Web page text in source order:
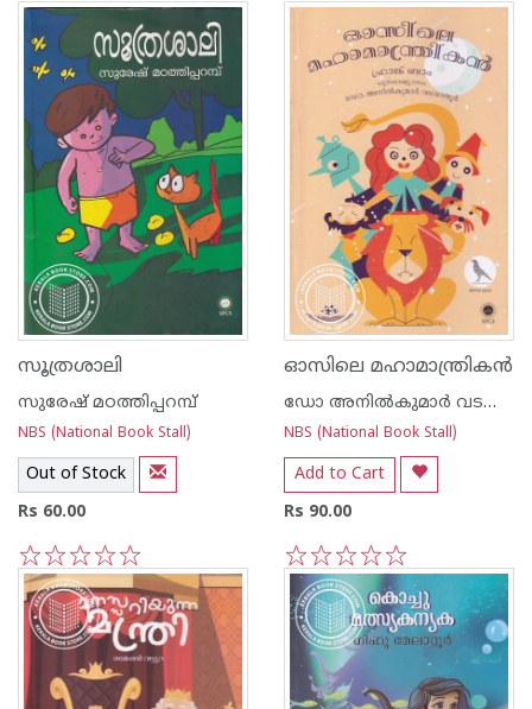
5
4
3
2
1 5
4
3
2
1
സൂത്രശാലി
സുരേഷ് മഠത്തിപ്പറമ്പ്
NBS (National Book Stall)
Out of Stock
Rs 60.00
5
4
3
2
1
ഓസിലെ മഹാമാന്ത്രികൻ
ഡോ അനില്‍കുമാര്‍ വടവാതൂര്‍
NBS (National Book Stall)
Add to Cart
Rs 90.00
5
4
3
2
1